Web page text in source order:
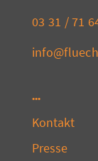
03 31 / 71
Kontakt
Presse